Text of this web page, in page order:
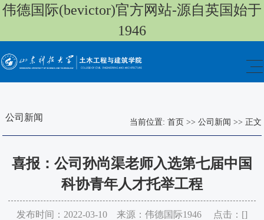
伟德国际(bevictor)官方网站-源自英国始于
1946
公司新闻 当前位置: 首页 >> 公司新闻 >> 正文
喜报：公司孙尚渠老师入选第七届中国
科协青年人才托举工程
发布时间：2022-03-10 来源：伟德国际1946 点击：[]